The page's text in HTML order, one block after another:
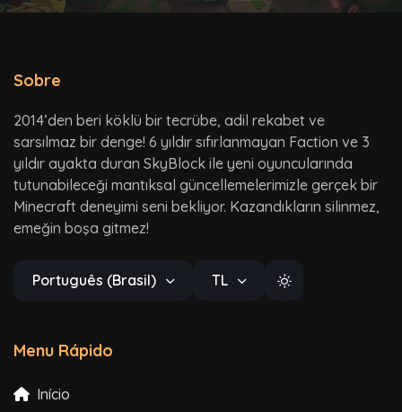
Sobre
2014’den beri köklü bir tecrübe, adil rekabet ve
sarsılmaz bir denge! 6 yıldır sıfırlanmayan Faction ve 3
yıldır ayakta duran SkyBlock ile yeni oyuncularında
tutunabileceği mantıksal güncellemelerimizle gerçek bir
Minecraft deneyimi seni bekliyor. Kazandıkların silinmez,
emeğin boşa gitmez!
Português (Brasil) TL
Menu Rápido
Início